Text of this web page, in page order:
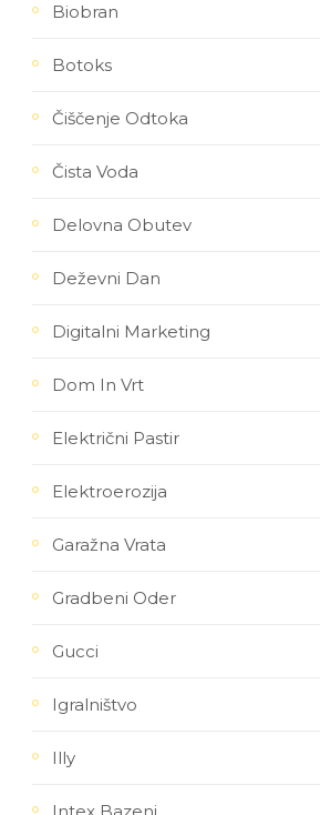
Biobran
Botoks
Čiščenje Odtoka
Čista Voda
Delovna Obutev
Deževni Dan
Digitalni Marketing
Dom In Vrt
Električni Pastir
Elektroerozija
Garažna Vrata
Gradbeni Oder
Gucci
Igralništvo
Illy